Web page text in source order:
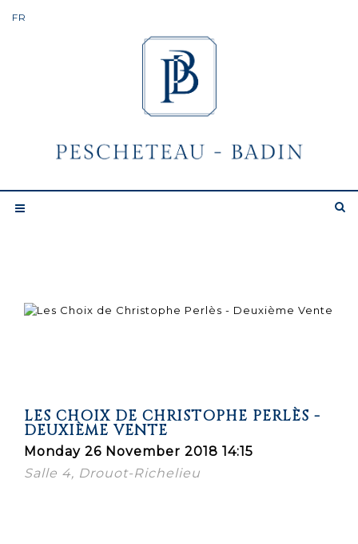
LES CHOIX DE CHRISTOPHE PERLÈS -
DEUXIÈME VENTE
Monday 26 November 2018 14:15
Salle 4, Drouot-Richelieu